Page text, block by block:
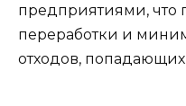
предприятиями, что
переработки и
отходов, попадающих